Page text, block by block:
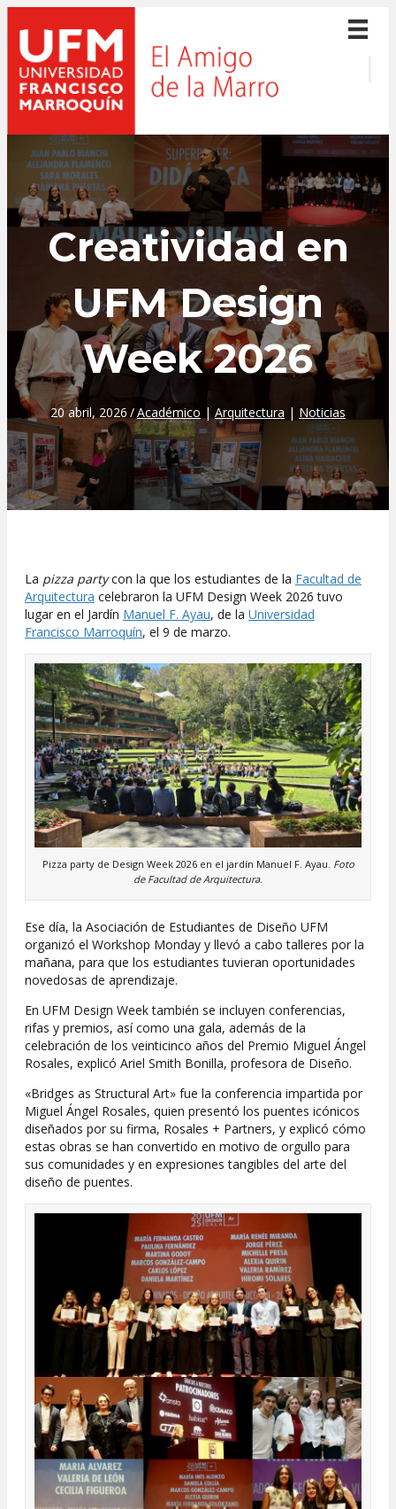
Creatividad en
UFM Design
Week 2026
20 abril, 2026 /Académico | Arquitectura | Noticias
La pizza partycon la que los estudiantes de la Facultad de
Arquitectura celebraron la UFM Design Week 2026 tuvo
lugar en el Jardín Manuel F. Ayau, de la Universidad
Francisco Marroquín, el 9 de marzo.
Pizza party de Design Week 2026 en el jardín Manuel F. Ayau. Foto
de Facultad de Arquitectura.
Ese día, la Asociación de Estudiantes de Diseño UFM
organizó el Workshop Monday y llevó a cabo talleres por la
mañana, para que los estudiantes tuvieran oportunidades
novedosas de aprendizaje.
En UFM Design Week también se incluyen conferencias,
rifas y premios, así como una gala, además de la
celebración de los veinticinco años del Premio Miguel Ángel
Rosales, explicó Ariel Smith Bonilla, profesora de Diseño.
«Bridges as Structural Art» fue la conferencia impartida por
Miguel Ángel Rosales, quien presentó los puentes icónicos
diseñados por su firma, Rosales + Partners, y explicó cómo
estas obras se han convertido en motivo de orgullo para
sus comunidades y en expresiones tangibles del arte del
diseño de puentes.